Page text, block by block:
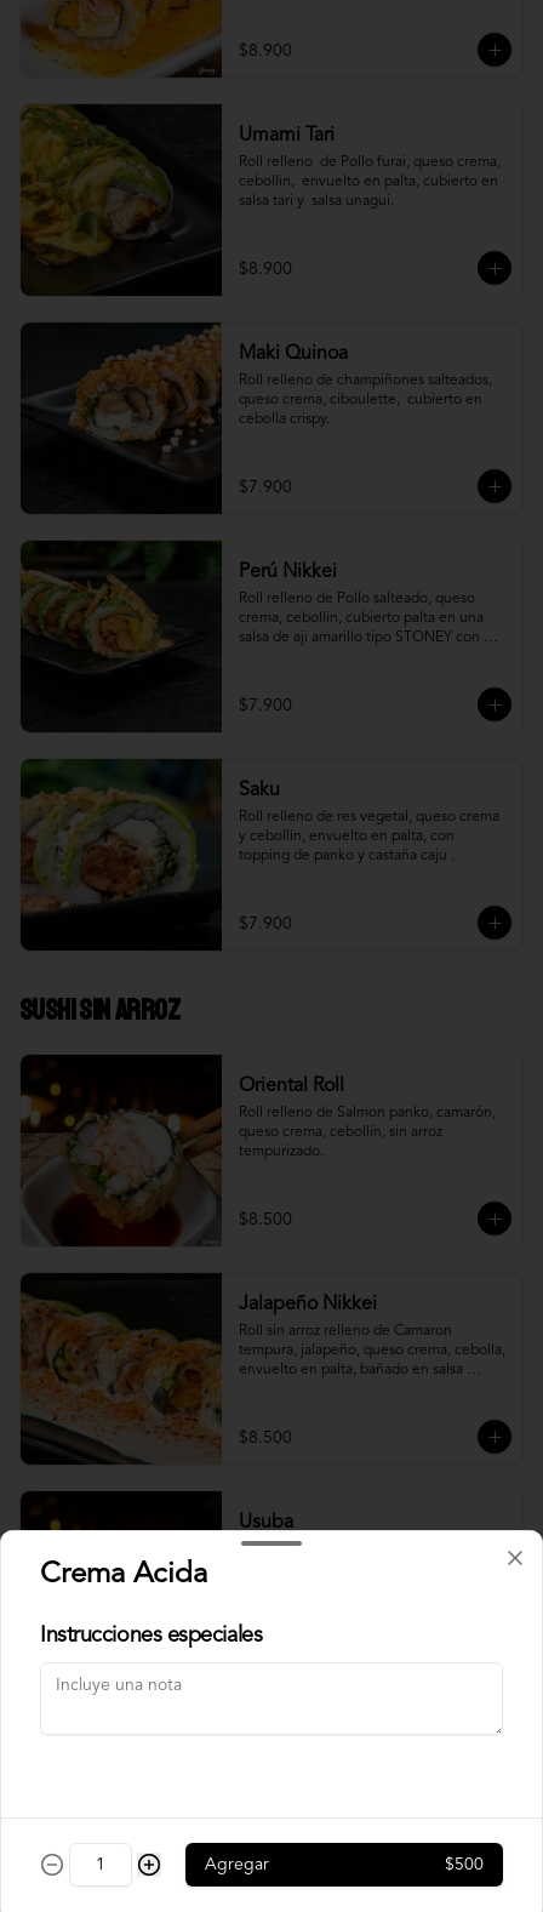
$8.900
Umami Tari
Roll relleno  de Pollo furai, queso crema,
cebollin,  envuelto en palta, cubierto en
salsa tari y  salsa unagui.
$8.900
Maki Quinoa
​Roll relleno de champiñones salteados,
queso crema, ciboulette,  cubierto en
cebolla crispy.
$7.900
Perú Nikkei
Roll relleno de Pollo salteado, queso
crema, cebollin, cubierto palta en una
salsa de aji amarillo tipo STONEY con
$7.900
Saku
Roll relleno de res vegetal, queso crema
y cebollín, envuelto en palta, con
topping de panko y castaña caju .
$7.900
Sushi Sin Arroz
Oriental Roll
Roll relleno de Salmon panko, camarón,
queso crema, cebollín, sin arroz
tempurizado.
$8.500
Jalapeño Nikkei
Roll sin arroz relleno de Camaron
tempura, jalapeño, queso crema, cebolla,
envuelto en palta, bañado en salsa
$8.500
Usuba
Roll relleno de salmón, camarón, queso
Korean Roll
$8.500
Crema Acida
Instrucciones especiales
Agregar $500